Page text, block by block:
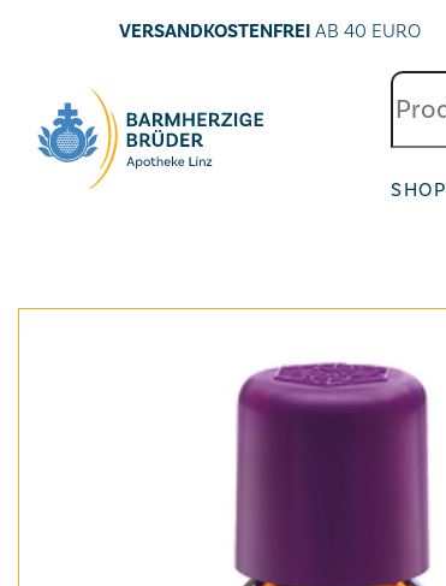
VERSANDKOSTENFREIAB 40 EURO
SHOP